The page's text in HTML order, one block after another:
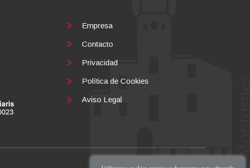
Empresa
Contacto
Privacidad
Política de Cookies
Aviso Legal